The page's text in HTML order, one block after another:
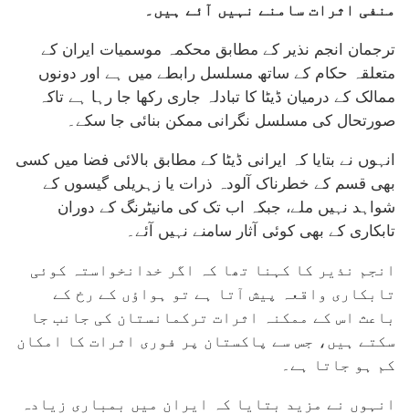
منفی اثرات سامنے نہیں آئے ہیں۔
ترجمان انجم نذیر کے مطابق محکمہ موسمیات ایران کے
متعلقہ حکام کے ساتھ مسلسل رابطے میں ہے اور دونوں
ممالک کے درمیان ڈیٹا کا تبادلہ جاری رکھا جا رہا ہے تاکہ
صورتحال کی مسلسل نگرانی ممکن بنائی جا سکے۔
انہوں نے بتایا کہ ایرانی ڈیٹا کے مطابق بالائی فضا میں کسی
بھی قسم کے خطرناک آلودہ ذرات یا زہریلی گیسوں کے
شواہد نہیں ملے، جبکہ اب تک کی مانیٹرنگ کے دوران
تابکاری کے بھی کوئی آثار سامنے نہیں آئے۔
انجم نذیر کا کہنا تھا کہ اگر خدانخواستہ کوئی
تابکاری واقعہ پیش آتا ہے تو ہواؤں کے رخ کے
باعث اس کے ممکنہ اثرات ترکمانستان کی جانب جا
سکتے ہیں، جس سے پاکستان پر فوری اثرات کا امکان
کم ہو جاتا ہے۔
انہوں نے مزید بتایا کہ ایران میں بمباری زیادہ